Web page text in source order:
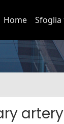
Home Sfoglia
artery